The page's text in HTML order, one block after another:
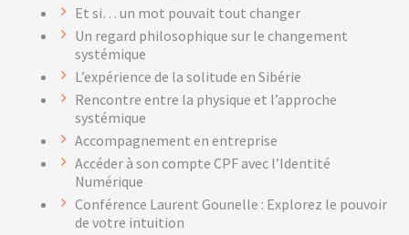
Et si… un mot pouvait tout changer
Un regard philosophique sur le changement
systémique
L’expérience de la solitude en Sibérie
Rencontre entre la physique et l’approche
systémique
Accompagnement en entreprise
Accéder à son compte CPF avec l’Identité
Numérique
Conférence Laurent Gounelle : Explorez le pouvoir
de votre intuition